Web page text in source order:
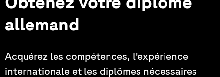
allemand
Acquérez les compétences, l'expérience
internationale et les diplômes nécessaires